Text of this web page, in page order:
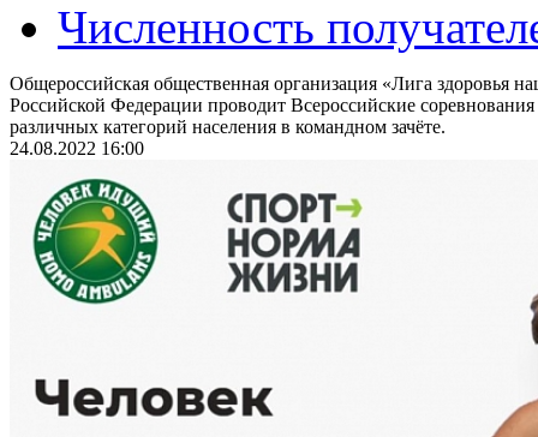
Численность
Общероссийская общественная организация «Лига здоровья
Российской Федерации проводит Всероссийские
различных категорий населения в командном зачёте.
24.08.2022 16:00